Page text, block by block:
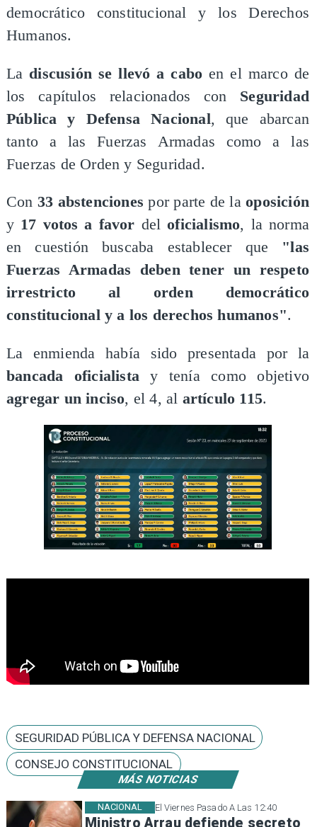
MÁS NOTICIAS
El Viernes Pasado A Las 12:40
Ministro Arrau defiende secreto
NACIONAL
democrático constitucional y los Derechos
Humanos.
La discusión se llevó a cabo en el marco de
los capítulos relacionados con Seguridad
Pública y Defensa Nacional, que abarcan
tanto a las Fuerzas Armadas como a las
Fuerzas de Orden y Seguridad.
Con 33 abstenciones por parte de laoposición
y 17 votos a favor del oficialismo, la norma
en cuestión buscaba establecer que "las
Fuerzas Armadas deben tener un respeto
irrestricto al orden democrático
constitucional y a los derechos humanos".
La enmienda había sido presentada por la
bancada oficialista y tenía como objetivo
agregar un inciso, el 4, al artículo 115.
SEGURIDAD PÚBLICA Y DEFENSA NACIONAL
CONSEJO CONSTITUCIONAL